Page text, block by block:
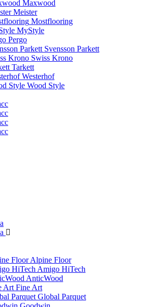
Maxwood
Meister
Mostflooring
MyStyle
Pergo
Svensson Parkett
Swiss Krono
Tarkett
Westerhof
Wood Style
Alpine Floor
Amigo HiTech
AnticWood
Fine Art
Global Parquet